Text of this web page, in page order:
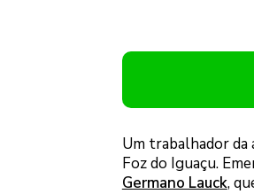
Um trabalhador da
Foz do Iguaçu.
Germano Lauck,